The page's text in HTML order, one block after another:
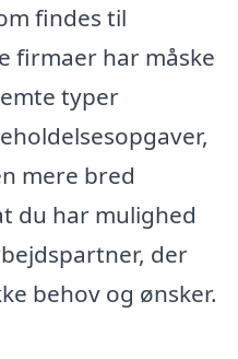
findes til
firmaer har måske
typer
mere bred
du har mulighed
der
behov og ønsker.